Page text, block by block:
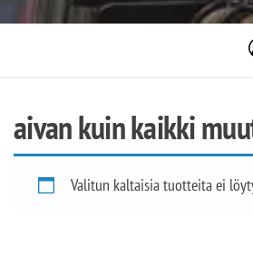
aivan kuin kaikki
Valitun kaltaisia tuotteita ei